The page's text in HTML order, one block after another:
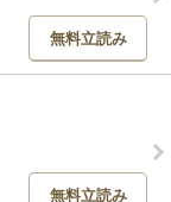
無料立読み
無料立読み